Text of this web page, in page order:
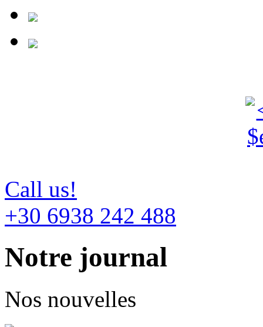
Call us!
+30 6938 242 488
Notre journal
Nos nouvelles